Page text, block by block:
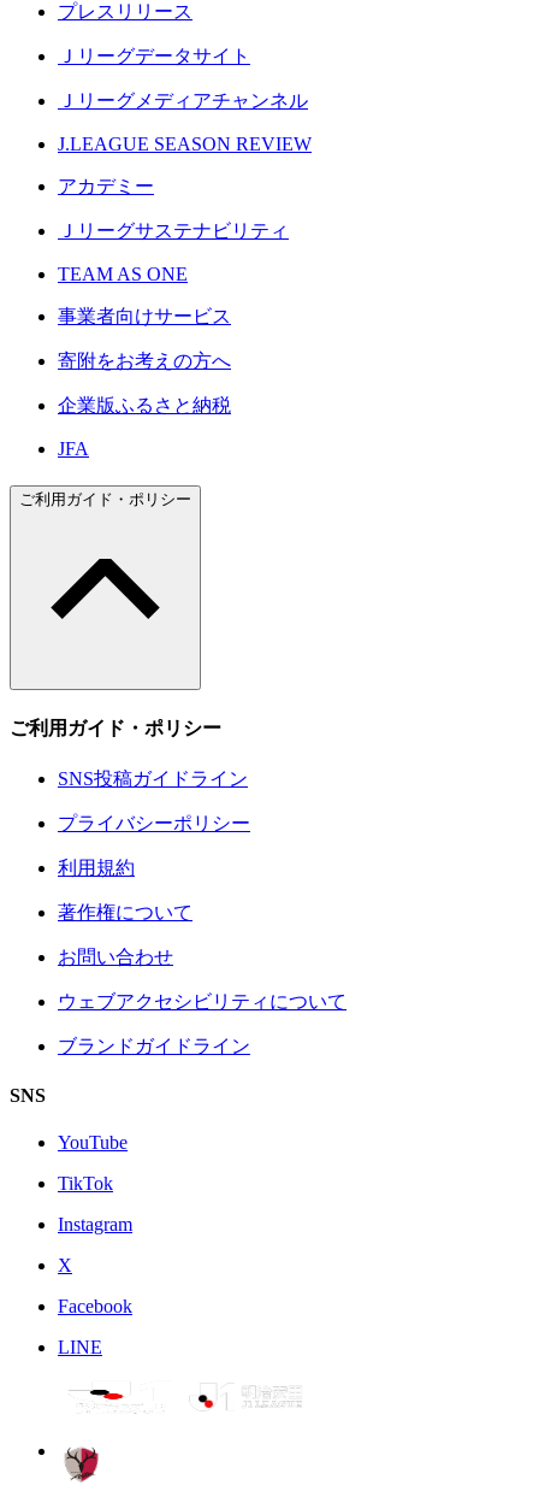
プレスリリース
Ｊリーグデータサイト
Ｊリーグメディアチャンネル
J.LEAGUE SEASON REVIEW
アカデミー
Ｊリーグサステナビリティ
TEAM AS ONE
事業者向けサービス
寄附をお考えの方へ
企業版ふるさと納税
JFA
ご利用ガイド・ポリシー
ご利用ガイド・ポリシー
SNS投稿ガイドライン
プライバシーポリシー
利用規約
著作権について
お問い合わせ
ウェブアクセシビリティについて
ブランドガイドライン
SNS
YouTube
TikTok
Instagram
X
Facebook
LINE